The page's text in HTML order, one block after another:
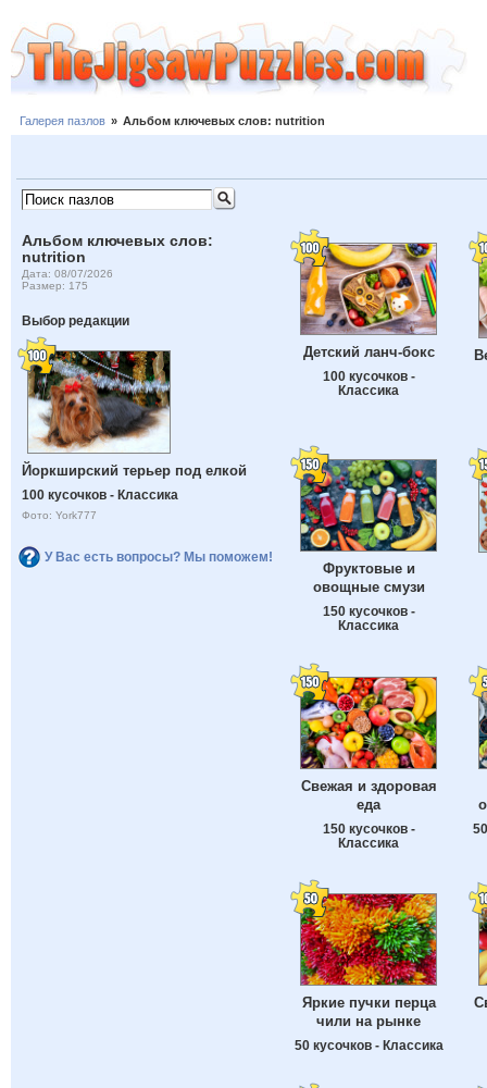
Галерея пазлов » Альбом ключевых слов: nutrition
Альбом ключевых слов:
nutrition
Дата: 08/07/2026
Размер: 175
Выбор редакции
Йоркширский терьер под елкой
100 кусочков - Классика
Фото: York777
У Вас есть вопросы? Мы поможем!
Детский ланч-бокс
100 кусочков -
Классика
Фруктовые и
овощные смузи
150 кусочков -
Классика
Свежая и здоровая
еда
150 кусочков -
Классика
Яркие пучки перца
чили на рынке
50 кусочков - Классика